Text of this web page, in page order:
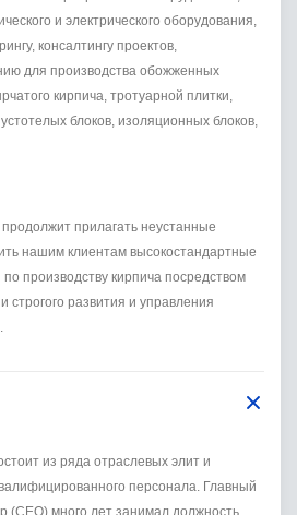
и электрического оборудования,
консалтингу проектов,
для производства обожженных
кирпича, тротуарной плитки,
блоков, изоляционных блоков,
прилагать неустанные
нашим клиентам высокостандартные
производству кирпича посредством
развития и управления
из ряда отраслевых элит и
персонала. Главный
(CEO) много лет занимал должность